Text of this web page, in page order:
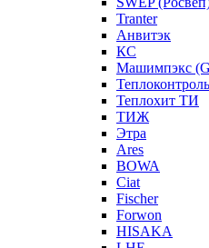
Tranter
Анвитэк
КС
Машимпэкс
Теплоконтроль
Теплохит ТИ
ТИЖ
Этра
Ares
BOWA
Ciat
Fischer
Forwon
HISAKA